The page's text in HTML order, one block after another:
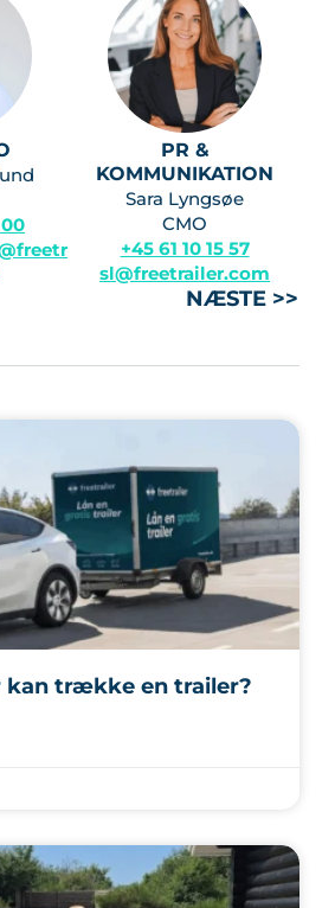
PR &
KOMMUNIKATION
Sara Lyngsøe
CMO
+45 61 10 15 57
sl@freetrailer.com
NÆSTE >>
kan trække en trailer?